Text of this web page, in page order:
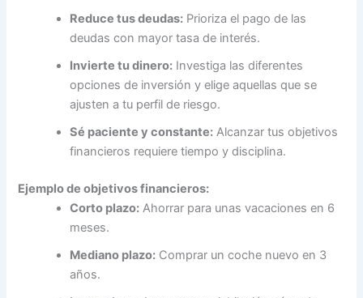
Reduce tus deudas: Prioriza el pago de las
deudas con mayor tasa de interés.
Invierte tu dinero: Investiga las diferentes
opciones de inversión y elige aquellas que se
ajusten a tu perfil de riesgo.
Sé paciente y constante: Alcanzar tus objetivos
financieros requiere tiempo y disciplina.
Ejemplo de objetivos financieros:
Corto plazo: Ahorrar para unas vacaciones en 6
meses.
Mediano plazo: Comprar un coche nuevo en 3
años.